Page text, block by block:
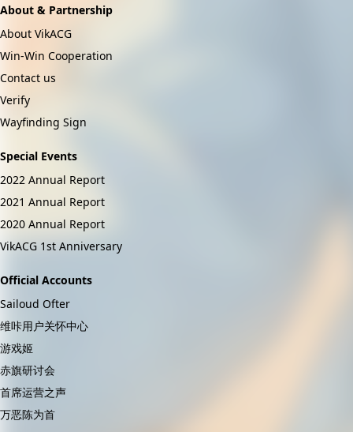
About & Partnership
About VikACG
Win-Win Cooperation
Contact us
Verify
Wayfinding Sign
Special Events
2022 Annual Report
2021 Annual Report
2020 Annual Report
VikACG 1st Anniversary
Official Accounts
Sailoud Ofter
维咔用户关怀中心
游戏姬
赤旗研讨会
首席运营之声
万恶陈为首